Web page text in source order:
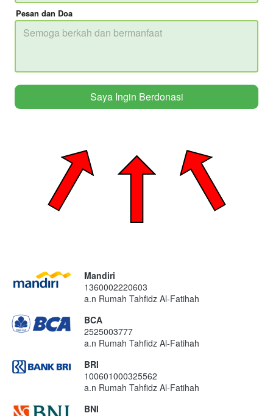
Pesan dan Doa
`Saya Ingin Berdonasi
Mandiri
1360002220603
a.n Rumah Tahfidz Al-Fatihah
BCA
2525003777
a.n Rumah Tahfidz Al-Fatihah
BRI
100601000325562
a.n Rumah Tahfidz Al-Fatihah
BNI